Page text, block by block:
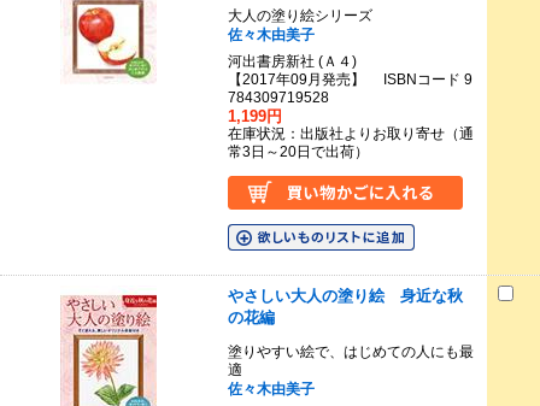
大人の塗り絵シリーズ
佐々木由美子
河出書房新社 (Ａ４)
【2017年09月発売】 ISBNコード 9
784309719528
1,199円
在庫状況：出版社よりお取り寄せ（通
常3日～20日で出荷）
やさしい大人の塗り絵 身近な秋
の花編
塗りやすい絵で、はじめての人にも最
適
佐々木由美子